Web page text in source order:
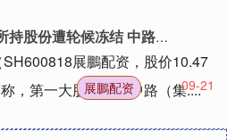
候冻结 中路股份存实控权变更风险
展鵬配资，股价10.47
，第一大股东上海中路（集....
09-21
展鵬配资